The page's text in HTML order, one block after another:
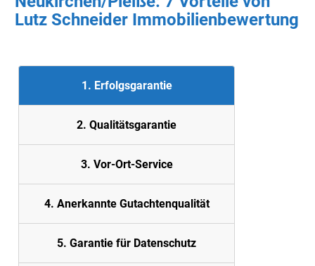
Lutz Schneider Immobilienbewertung
1. Erfolgsgarantie
2. Qualitätsgarantie
3. Vor-Ort-Service
4. Anerkannte Gutachtenqualität
5. Garantie für Datenschutz